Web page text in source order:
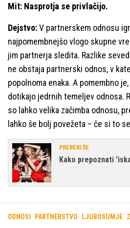
Mit: Nasprotja se privlačijo.
Dejstvo:V partnerskem odnosu
najpomembnejšo vlogo skupne
jim partnerja sledita. Razlike
ne obstaja partnerski odnos, v
popolnoma enaka. A pomembno
dotikajo jedrnih temeljev odnosa.
so lahko velika začimba odnosu,
lahko še bolj povežeta – če si to
PREBERI ŠE
Kako prepoznati
ODNOSI PARTNERSTVO LJUBOSUMJE